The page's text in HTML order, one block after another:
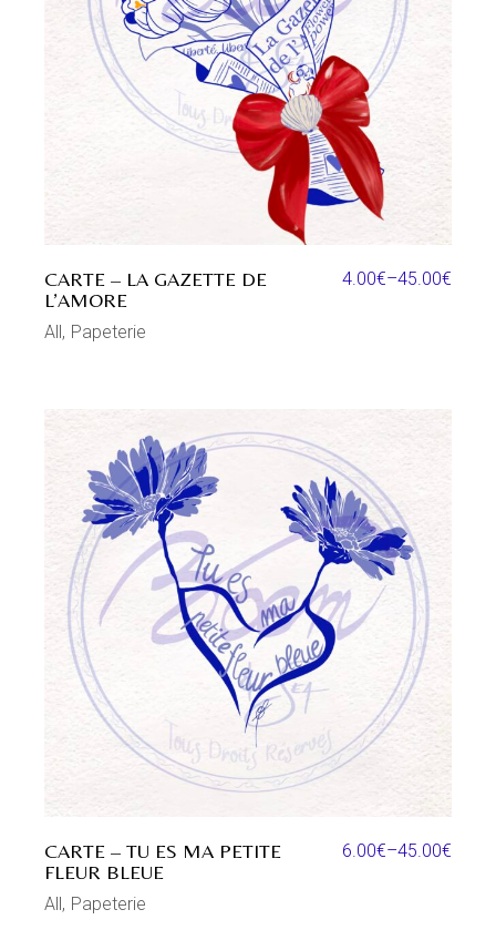
CARTE – LA GAZETTE DE
L’AMORE
4.00€–45.00€
All Papeterie
CARTE – TU ES MA PETITE
FLEUR BLEUE
6.00€–45.00€
All Papeterie